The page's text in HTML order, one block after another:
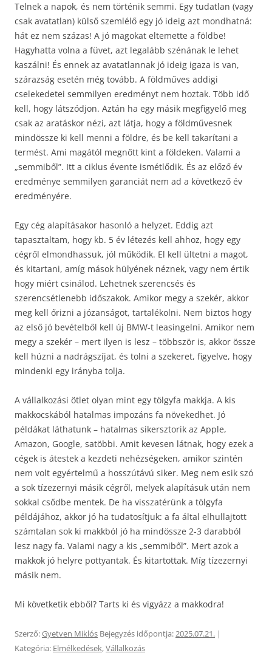
Telnek a napok, és nem történik semmi. Egy tudatlan (vagy
csak avatatlan) külső szemlélő egy jó ideig azt mondhatná:
hát ez nem százas! A jó magokat eltemette a földbe!
Hagyhatta volna a füvet, azt legalább szénának le lehet
kaszálni! És ennek az avatatlannak jó ideig igaza is van,
szárazság esetén még tovább. A földműves addigi
cselekedetei semmilyen eredményt nem hoztak. Több idő
kell, hogy látszódjon. Aztán ha egy másik megfigyelő meg
csak az aratáskor nézi, azt látja, hogy a földművesnek
mindössze ki kell menni a földre, és be kell takarítani a
termést. Ami magától megnőtt kint a földeken. Valami a
„semmiből”. Itt a ciklus évente ismétlődik. És az előző év
eredménye semmilyen garanciát nem ad a következő év
eredményére.
Egy cég alapításakor hasonló a helyzet. Eddig azt
tapasztaltam, hogy kb. 5 év létezés kell ahhoz, hogy egy
cégről elmondhassuk, jól működik. El kell ültetni a magot,
és kitartani, amíg mások hülyének néznek, vagy nem értik
hogy miért csinálod. Lehetnek szerencsés és
szerencsétlenebb időszakok. Amikor megy a szekér, akkor
meg kell őrizni a józanságot, tartalékolni. Nem biztos hogy
az első jó bevételből kell új BMW-t leasingelni. Amikor nem
megy a szekér – mert ilyen is lesz – többször is, akkor össze
kell húzni a nadrágszíjat, és tolni a szekeret, figyelve, hogy
mindenki egy irányba tolja.
A vállalkozási ötlet olyan mint egy tölgyfa makkja. A kis
makkocskából hatalmas impozáns fa növekedhet. Jó
példákat láthatunk – hatalmas sikersztorik az Apple,
Amazon, Google, satöbbi. Amit kevesen látnak, hogy ezek a
cégek is átestek a kezdeti nehézségeken, amikor szintén
nem volt egyértelmű a hosszútávú siker. Meg nem esik szó
a sok tízezernyi másik cégről, melyek alapításuk után nem
sokkal csődbe mentek. De ha visszatérünk a tölgyfa
példájához, akkor jó ha tudatosítjuk: a fa által elhullajtott
számtalan sok ki makkból jó ha mindössze 2-3 darabból
lesz nagy fa. Valami nagy a kis „semmiből”. Mert azok a
makkok jó helyre pottyantak. És kitartottak. Míg tízezernyi
másik nem.
Mi követketik ebből? Tarts ki és vigyázz a makkodra!
Szerző:Gyetven Miklós Bejegyzés időpontja:2025.07.21. |
Kategória: Elmélkedések,Vállalkozás